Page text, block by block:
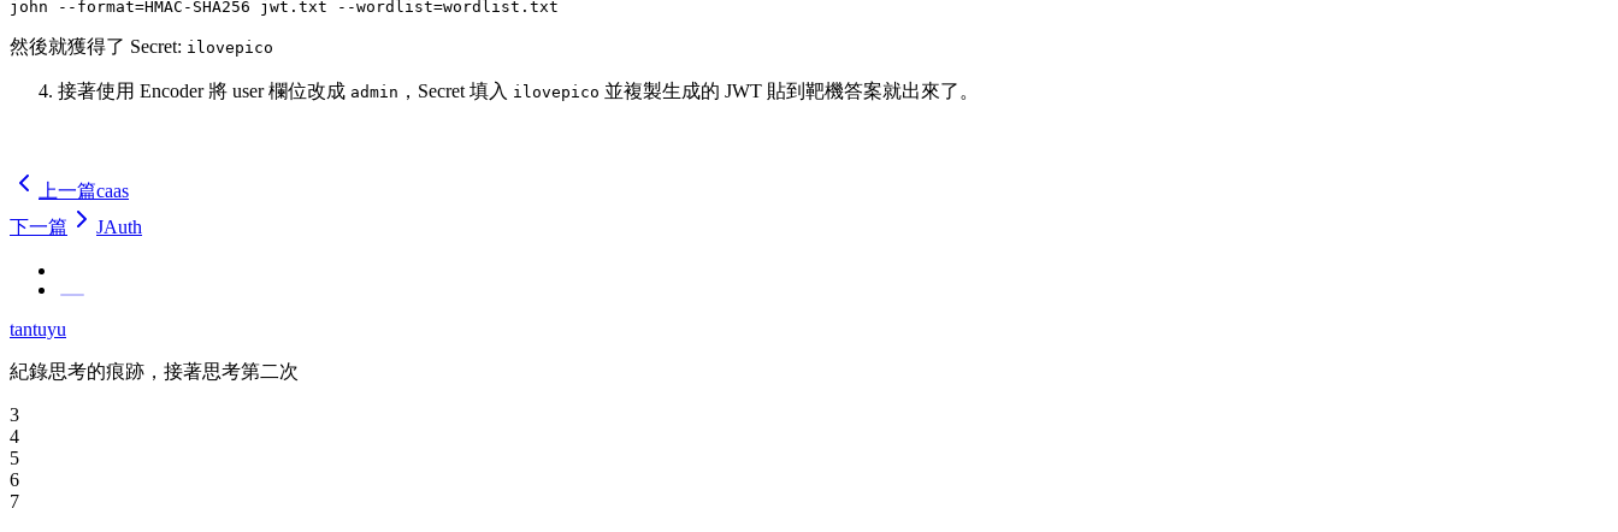
然後就獲得了 Secret: ilovepico
接著使用 Encoder 將 user 欄位改成 admin ，Secret 填入 ilovepico 並複製生成的 JWT 貼到靶機答案就出來了。
上一篇caas
下一篇
JAuth
tantuyu
紀錄思考的痕跡，接著思考第二次
3
4
5
6
7